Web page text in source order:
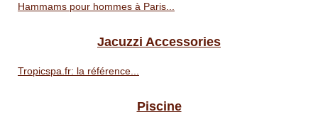
Hammams pour hommes à Paris...
Jacuzzi Accessories
Tropicspa.fr: la référence...
Piscine